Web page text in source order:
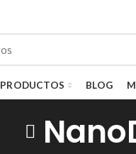
PRODUCTOS BLOG